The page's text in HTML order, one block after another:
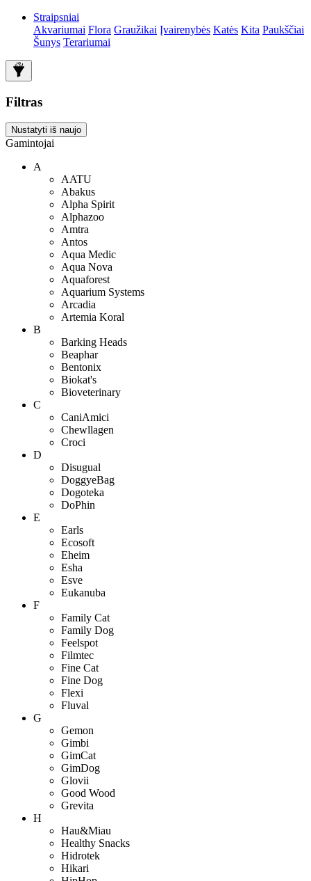
Straipsniai
Akvariumai Flora Graužikai Įvairenybės Katės Kita Paukščiai
Šunys Terariumai
Filtras
Nustatyti iš naujo
Gamintojai
A
AATU
Abakus
Alpha Spirit
Alphazoo
Amtra
Antos
Aqua Medic
Aqua Nova
Aquaforest
Aquarium Systems
Arcadia
Artemia Koral
B
Barking Heads
Beaphar
Bentonix
Biokat's
Bioveterinary
C
CaniAmici
Chewllagen
Croci
D
Disugual
DoggyeBag
Dogoteka
DoPhin
E
Earls
Ecosoft
Eheim
Esha
Esve
Eukanuba
F
Family Cat
Family Dog
Feelspot
Filmtec
Fine Cat
Fine Dog
Flexi
Fluval
G
Gemon
Gimbi
GimCat
GimDog
Glovii
Good Wood
Grevita
H
Hau&Miau
Healthy Snacks
Hidrotek
Hikari